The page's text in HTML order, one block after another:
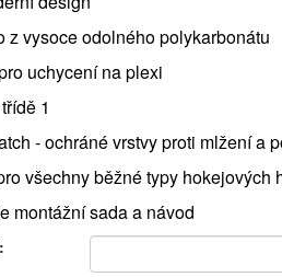
z vysoce odolného polykarbonátu
uchycení na plexi
1
- ochráné vrstvy proti mlžení a
všechny běžné typy hokejových
montážní sada a návod